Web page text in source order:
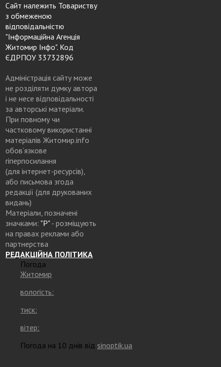
Сайт належить Товариству
з обмеженою
відповідальністю
"Інформаційна Агенція
Житомир Інфо". Код
ЄДРПОУ 33732896
Адміністрація сайту може
не розділяти думку автора
і не несе відповідальності
за авторські матеріали.
При повному чи
частковому використанні
матеріалів Житомир.info
обов’язкове
гіперпосилання
(для інтернет-ресурсів),
або письмова згода
редакції (для друкованих
видань)
Матеріали, позначені
значками: "Р"- розміщують
на правах реклами або
партнерства
РЕДАКЦІЙНА ПОЛІТИКА
Погода
Житомир
вологість:
тиск:
вітер:
Погода на 10 днів відsinoptik.ua